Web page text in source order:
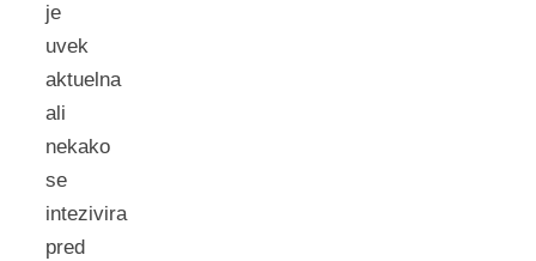
je
uvek
aktuelna
ali
nekako
se
intezivira
pred